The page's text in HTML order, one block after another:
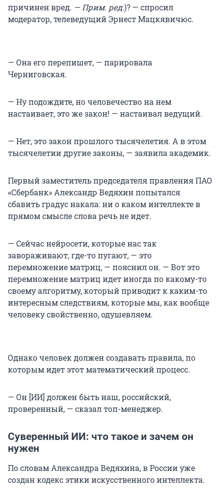
причинен вред. — Прим. ред.)? — спросил
модератор, телеведущий Эрнест Мацкявичюс.
— Она его перепишет, — парировала
Черниговская.
— Ну подождите, но человечество на нем
настаивает, это же закон! — настаивал ведущий.
— Нет, это закон прошлого тысячелетия. А в этом
тысячелетии другие законы, — заявила академик.
Первый заместитель председателя правления ПАО
«Сбербанк» Александр Ведяхин попытался
сбавить градус накала: ни о каком интеллекте в
прямом смысле слова речь не идет.
— Сейчас нейросети, которые нас так
завораживают, где-то пугают, — это
перемножение матриц, — пояснил он. — Вот это
перемножение матриц идет иногда по какому-то
своему алгоритму, который приводит к каким-то
интересным следствиям, которые мы, как вообще
человеку свойственно, одушевляем.
Однако человек должен создавать правила, по
которым идет этот математический процесс.
— Он [ИИ] должен быть наш, российский,
проверенный, — сказал топ-менеджер.
Суверенный ИИ: что такое и зачем он
нужен
По словам Александра Ведяхина, в России уже
создан кодекс этики искусственного интеллекта.